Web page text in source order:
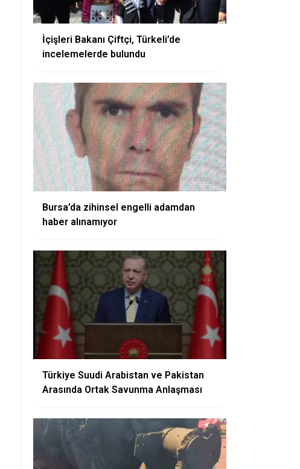
İçişleri Bakanı Çiftçi, Türkeli’de
incelemelerde bulundu
Bursa’da zihinsel engelli adamdan
haber alınamıyor
Türkiye Suudi Arabistan ve Pakistan
Arasında Ortak Savunma Anlaşması